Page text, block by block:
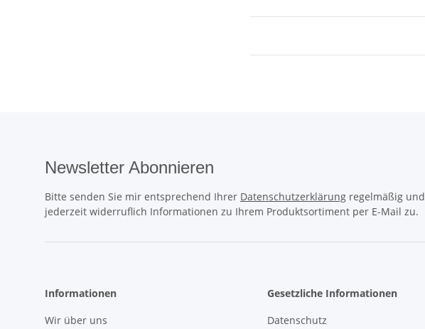
Newsletter Abonnieren
Bitte senden Sie mir entsprechend Ihrer Datenschutzerklärung regelmäßig und
jederzeit widerruflich Informationen zu Ihrem Produktsortiment per E-Mail zu.
Informationen
Wir über uns
Gesetzliche Informationen
Datenschutz